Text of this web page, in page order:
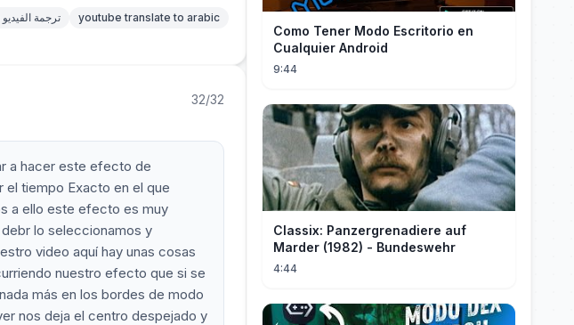
youtube ترجمة الفيديو
youtube translate to arabic
32/32
a hacer este efecto de
tiempo Exacto en el que
a ello este efecto es muy
lo seleccionamos y
video aquí hay unas cosas
nuestro efecto que si se
más en los bordes de modo
nos deja el centro despejado y
Como Tener Modo Escritorio en
Cualquier Android
9:44
Classix: Panzergrenadiere auf
Marder (1982) - Bundeswehr
4:44